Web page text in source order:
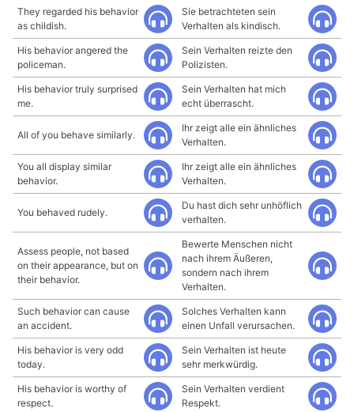
They regarded his behavior
as childish.
Sie betrachteten sein
Verhalten als kindisch.
His behavior angered the
policeman.
Sein Verhalten reizte den
Polizisten.
His behavior truly surprised
me.
Sein Verhalten hat mich
echt überrascht.
All of you behave similarly.
Ihr zeigt alle ein ähnliches
Verhalten.
You all display similar
behavior.
Ihr zeigt alle ein ähnliches
Verhalten.
You behaved rudely.
Du hast dich sehr unhöflich
verhalten.
Assess people, not based
on their appearance, but on
their behavior.
Bewerte Menschen nicht
nach ihrem Äußeren,
sondern nach ihrem
Verhalten.
Such behavior can cause
an accident.
Solches Verhalten kann
einen Unfall verursachen.
His behavior is very odd
today.
Sein Verhalten ist heute
sehr merkwürdig.
His behavior is worthy of
respect.
Sein Verhalten verdient
Respekt.